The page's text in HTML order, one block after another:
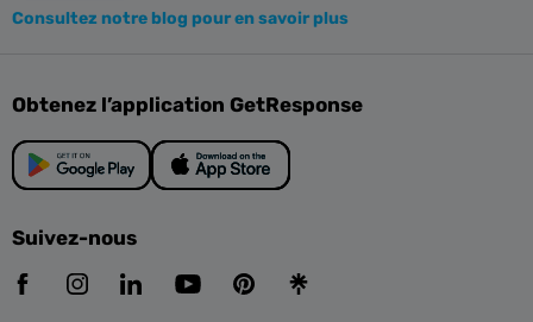
Consultez notre blog pour en savoir plus
Obtenez l’application GetResponse
Suivez-nous